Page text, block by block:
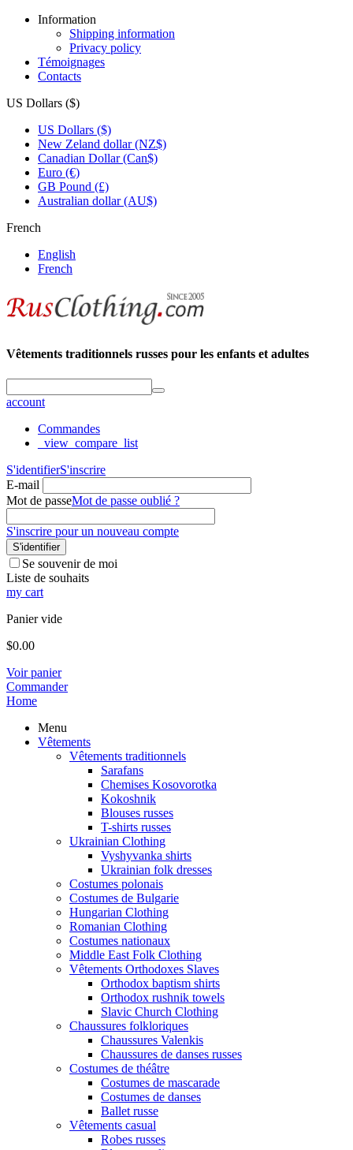
Information
Shipping information
Privacy policy
Témoignages
Contacts
US Dollars ($)
US Dollars ($)
New Zeland dollar (NZ$)
Canadian Dollar (Can$)
Euro (€)
GB Pound (£)
Australian dollar (AU$)
French
English
French
Vêtements traditionnels russes pour les enfants et adultes
account
Commandes
_view_compare_list
S'identifierS'inscrire
E-mail
Mot de passeMot de passe oublié ?
S'inscrire pour un nouveau compte
S'identifier
Se souvenir de moi
Liste de souhaits
my cart
Panier vide
$0.00
Voir panier
Commander
Home
Menu
Vêtements
Vêtements traditionnels
Sarafans
Chemises Kosovorotka
Kokoshnik
Blouses russes
T-shirts russes
Ukrainian Clothing
Vyshyvanka shirts
Ukrainian folk dresses
Costumes polonais
Costumes de Bulgarie
Hungarian Clothing
Romanian Clothing
Costumes nationaux
Middle East Folk Clothing
Vêtements Orthodoxes Slaves
Orthodox baptism shirts
Orthodox rushnik towels
Slavic Church Clothing
Chaussures folkloriques
Chaussures Valenkis
Chaussures de danses russes
Costumes de théâtre
Costumes de mascarade
Costumes de danses
Ballet russe
Vêtements casual
Robes russes